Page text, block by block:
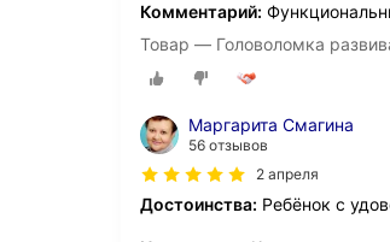
Комментарий:
Товар — Головоломка
Маргарита Смагина
56 отзывов
2 апреля
Достоинства: Ребёнок с